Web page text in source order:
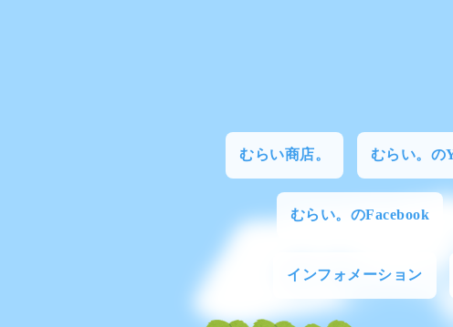
むらい商店。 むらい。の
むらい。のFacebook
インフォメーション